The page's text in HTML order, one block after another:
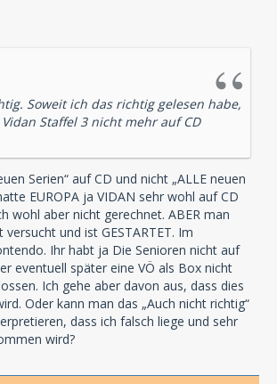
Soweit ich das richtig gelesen habe,
Staffel 3 nicht mehr auf CD
Serien“ auf CD und nicht „ALLE neuen
EUROPA ja VIDAN sehr wohl auf CD
wohl aber nicht gerechnet. ABER man
und ist GESTARTET. Im
Ihr habt ja Die Senioren nicht auf
eventuell später eine VÖ als Box nicht
Ich gehe aber davon aus, dass dies
Oder kann man das „Auch nicht richtig“
dass ich falsch liege und sehr
wird?